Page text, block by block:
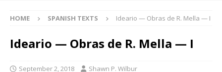
HOME SPANISH TEXTS Ideario — Obras de R. Mella — I
Ideario — Obras de R. Mella — I
September 2, 2018 Shawn P. Wilbur